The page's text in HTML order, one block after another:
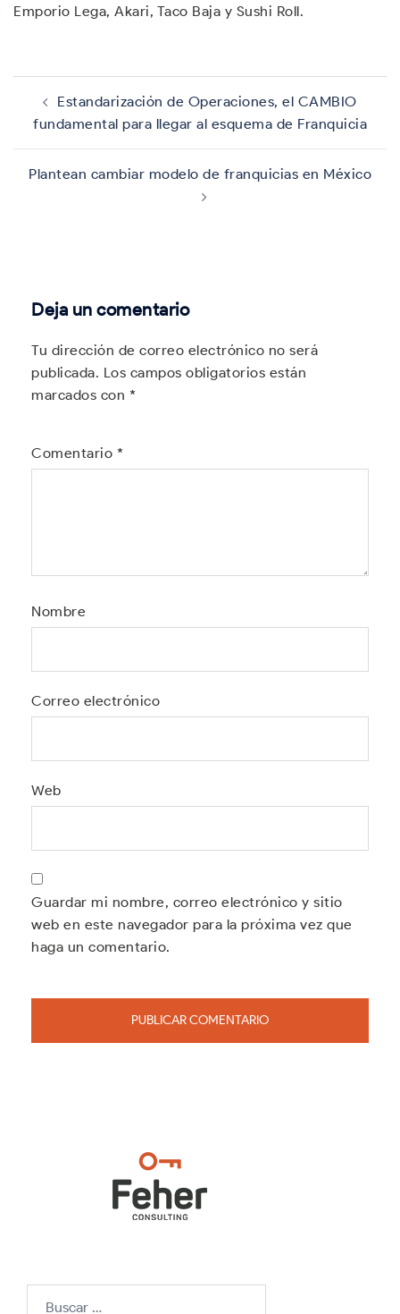
Emporio Lega, Akari, Taco Baja y Sushi Roll.
Navegación
entradas
Estandarización de Operaciones, el CAMBIO
fundamental para llegar al esquema de Franquicia
Plantean cambiar modelo de franquicias en México
Deja un comentario
Tu dirección de correo electrónico no será
publicada. Los campos obligatorios están
marcados con *
Comentario *
Nombre
Correo electrónico
Web
Guardar mi nombre, correo electrónico y sitio
web en este navegador para la próxima vez que
haga un comentario.